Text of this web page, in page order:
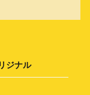
ジナル